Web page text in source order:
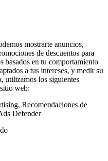
mostrarte anuncios,
de descuentos para
basados en tu comportamiento
a tus intereses, y medir su
utilizamos los siguientes
web:
Recomendaciones de
Defender